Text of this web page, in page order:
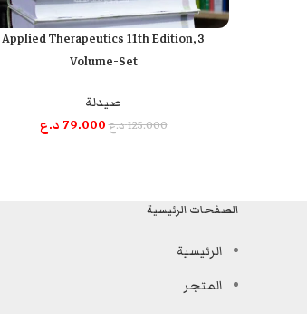
إضافة إلى السلة
Applied Therapeutics 11th Edition, 3
Volume-Set
صيدلة
125.000د.ع79.000 د.ع
الصفحات الرئيسية
الرئيسية
المتجر